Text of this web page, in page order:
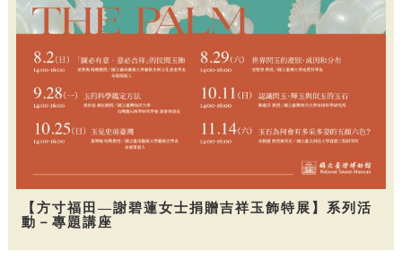
【方寸福田—謝碧蓮女士捐贈吉祥玉飾特展】系列活
動－專題講座